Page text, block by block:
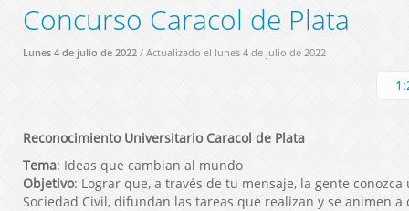
Concurso Caracol de Plata
Lunes 4 de julio de 2022 / Actualizado el lunes 4 de julio de 2022
Reconocimiento Universitario Caracol de Plata
Tema: Ideas que cambian al mundo
Objetivo: Lograr que, a través de tu mensaje, la gente
Sociedad Civil, difundan las tareas que realizan y se animen a